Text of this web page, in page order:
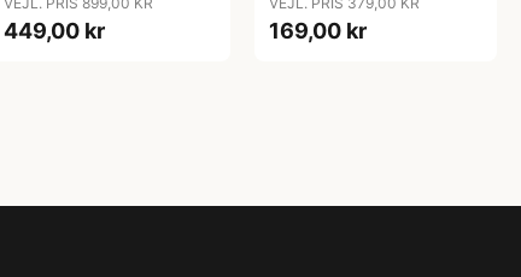
449,00 kr 169,00 kr